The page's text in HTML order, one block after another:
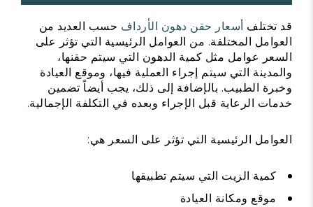
قد تختلف أسعار حقن دهون الأرداف حسب العديد من
العوامل المختلفة. من العوامل الرئيسية التي تؤثر على
السعر عوامل مثل كمية الدهون التي سيتم حقنها،
والمدينة التي سيتم إجراء العملية فيها، وموقع العيادة
وخبرة الطبيب. بالإضافة إلى ذلك، يجب أيضاً تضمين
خدمات الرعاية قبل الإجراء وبعده في التكلفة الإجمالية.
العوامل الرئيسية التي تؤثر على السعر هي:
كمية الزيت التي سيتم تطبيقها
موقع ومكانة العيادة